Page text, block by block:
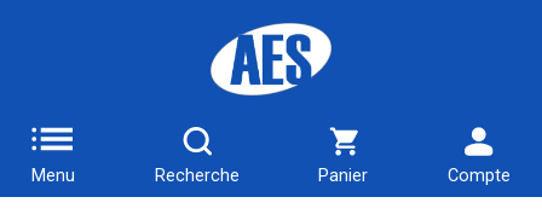
Menu Recherche Panier Compte